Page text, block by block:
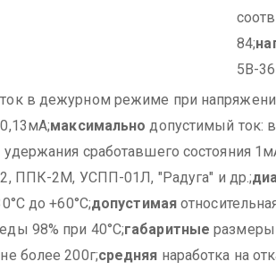
84;
5В-
ток в дежурном режиме при
максимально допустимый ток:
удержания сработавшего состояния
ППК-2М, УСПП-01Л, "Радуга" и др.;
до +60°С;допустимая
98% при 40°С;габаритные
не более 200г;средняя наработка на